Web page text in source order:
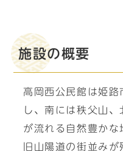
施設の概要
高岡西公民館は姫
し、南には秩父山、
が流れる自然豊か
旧山陽道の街並み